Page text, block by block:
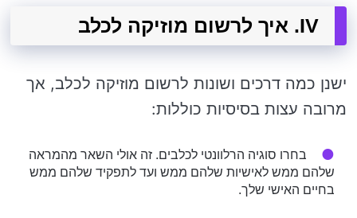
IV. איך לרשום מוזיקה לכלב
ישנן כמה דרכים ושונות לרשום מוזיקה לכלב, אך
מרובה עצות בסיסיות כוללות:
בחרו סוגיה הרלוונטי לכלבים. זה אולי השאר מהמראה
שלהם ממש לאישיות שלהם ממש ועד לתפקיד שלהם ממש
בחיים האישי שלך.